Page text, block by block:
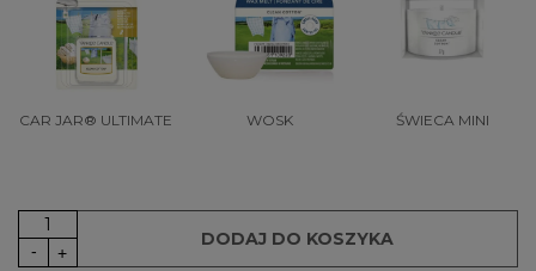
CAR JAR® ULTIMATE WOSK ŚWIECA MINI
DODAJ DO KOSZYKA